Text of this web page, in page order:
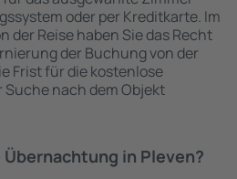
oder per Kreditkarte. Im
der Reise haben Sie das Recht
der Buchung von der
Frist für die kostenlose
nach dem Objekt
in Pleven?